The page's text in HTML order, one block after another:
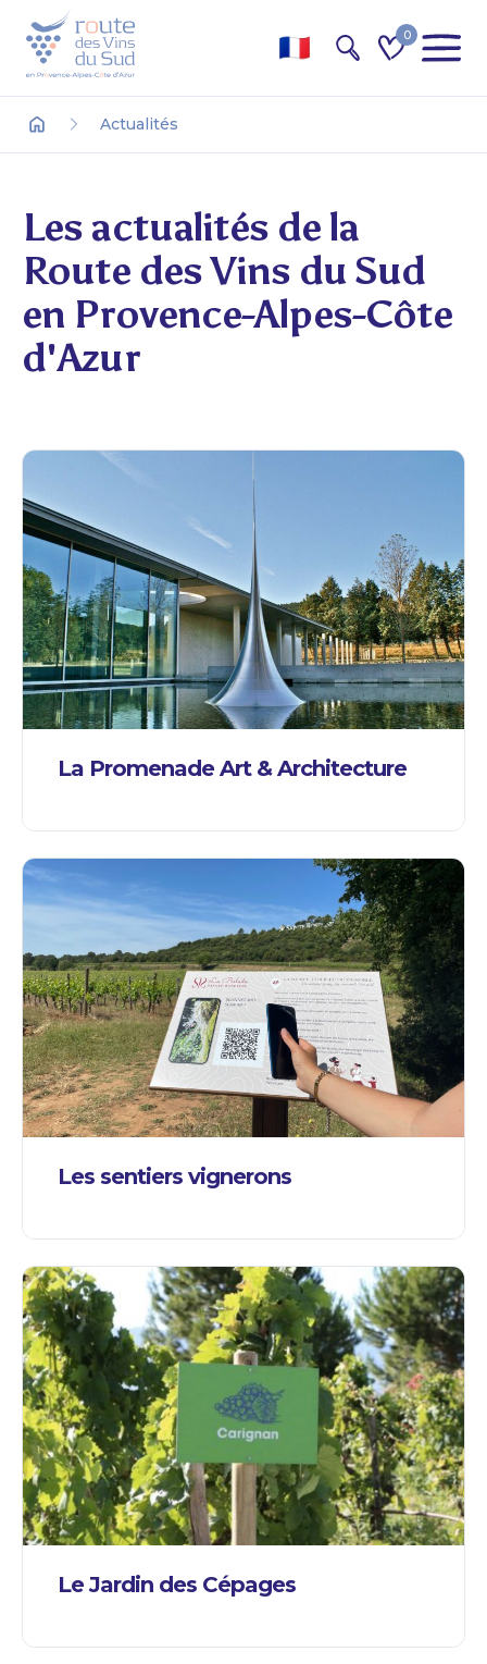
0
Actualités
Les actualités de la
Route des Vins du Sud
en Provence-Alpes-Côte
d'Azur
La Promenade Art & Architecture
Les sentiers vignerons
Le Jardin des Cépages